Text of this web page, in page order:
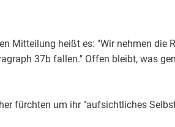
Mitteilung heißt es: "Wir nehmen die
37b fallen." Offen bleibt, was
fürchten um ihr "aufsichtliches